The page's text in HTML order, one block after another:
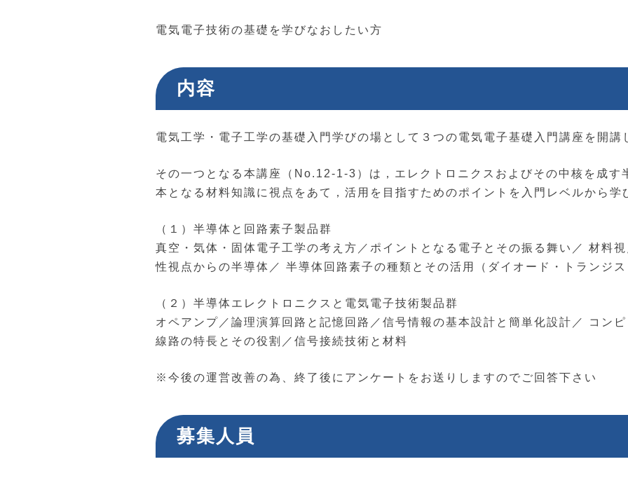
電気電子技術の基礎を学びなおしたい方
内容
電気工学・電子工学の基礎入門学びの場として３つの電気電子基礎入門講座を開講
その一つとなる本講座（No.12-1-3）は，エレクトロニクスおよびその中核を成す
本となる材料知識に視点をあて，活用を目指すためのポイントを入門レベルから学
（１）半導体と回路素子製品群
真空・気体・固体電子工学の考え方／ポイントとなる電子とその振る舞い／ 材料
性視点からの半導体／ 半導体回路素子の種類とその活用（ダイオード・トランジ
（２）半導体エレクトロニクスと電気電子技術製品群
オペアンプ／論理演算回路と記憶回路／信号情報の基本設計と簡単化設計／ コン
線路の特長とその役割／信号接続技術と材料
※今後の運営改善の為、終了後にアンケートをお送りしますのでご回答下さい
募集人員